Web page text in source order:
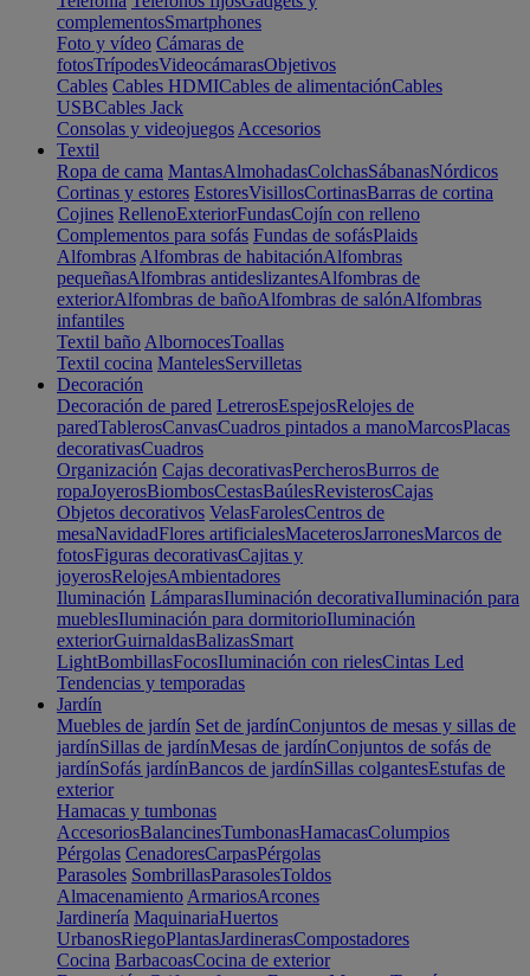
complementosSmartphones
Foto y vídeo Cámaras de
fotosTrípodesVideocámarasObjetivos
Cables Cables HDMICables de alimentaciónCables
USBCables Jack
Consolas y videojuegos Accesorios
Textil
Ropa de cama MantasAlmohadasColchasSábanasNórdicos
Cortinas y estores EstoresVisillosCortinasBarras de cortina
Cojines RellenoExteriorFundasCojín con relleno
Complementos para sofás Fundas de sofásPlaids
Alfombras Alfombras de habitaciónAlfombras
pequeñasAlfombras antideslizantesAlfombras de
exteriorAlfombras de bañoAlfombras de salónAlfombras
infantiles
Textil baño AlbornocesToallas
Textil cocina MantelesServilletas
Decoración
Decoración de pared LetrerosEspejosRelojes de
paredTablerosCanvasCuadros pintados a manoMarcosPlacas
decorativasCuadros
Organización Cajas decorativasPercherosBurros de
ropaJoyerosBiombosCestasBaúlesRevisterosCajas
Objetos decorativos VelasFarolesCentros de
mesaNavidadFlores artificialesMaceterosJarronesMarcos de
fotosFiguras decorativasCajitas y
joyerosRelojesAmbientadores
Iluminación LámparasIluminación decorativaIluminación para
mueblesIluminación para dormitorioIluminación
exteriorGuirnaldasBalizasSmart
LightBombillasFocosIluminación con rielesCintas Led
Tendencias y temporadas
Jardín
Muebles de jardín Set de jardínConjuntos de mesas y sillas de
jardínSillas de jardínMesas de jardínConjuntos de sofás de
jardínSofás jardínBancos de jardínSillas colgantesEstufas de
exterior
Hamacas y tumbonas
AccesoriosBalancinesTumbonasHamacasColumpios
Pérgolas CenadoresCarpasPérgolas
Parasoles SombrillasParasolesToldos
Almacenamiento ArmariosArcones
Jardinería MaquinariaHuertos
UrbanosRiegoPlantasJardinerasCompostadores
Cocina BarbacoasCocina de exterior